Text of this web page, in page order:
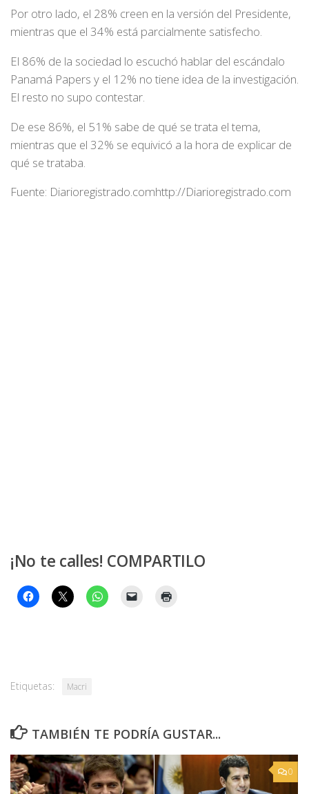
Por otro lado, el 28% creen en la versión del Presidente,
mientras que el 34% está parcialmente satisfecho.
El 86% de la sociedad lo escuchó hablar del escándalo
Panamá Papers y el 12% no tiene idea de la investigación.
El resto no supo contestar.
De ese 86%, el 51% sabe de qué se trata el tema,
mientras que el 32% se equivicó a la hora de explicar de
qué se trataba.
Fuente: Diarioregistrado.comhttp://Diarioregistrado.com
¡No te calles! COMPARTILO
Etiquetas: Macri
TAMBIÉN TE PODRÍA GUSTAR...
0